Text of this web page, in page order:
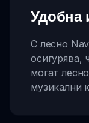
Удобна
С лесно
осигурява,
могат
музикални